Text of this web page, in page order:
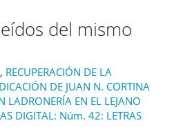
del mismo
RECUPERACIÓN DE LA
DE JUAN N. CORTINA
LADRONERÍA EN EL LEJANO
DIGITAL: Núm. 42: LETRAS